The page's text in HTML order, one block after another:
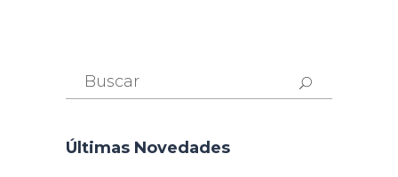
Buscar:
Últimas Novedades